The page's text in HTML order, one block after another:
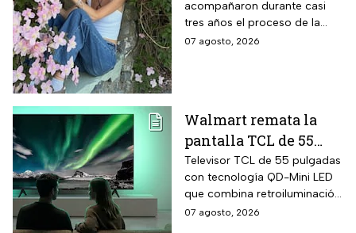
hielos automática.
estrella de TikTok?
acompañaron durante casi
tres años el proceso de la
creadora: tratamientos,
07 agosto, 2026
Walmart remata la
pantalla TCL de 55
pulgadas 4K QD-Mini
Led con $6,600 de
descuento en línea y
hasta 24 meses sin
Televisor TCL de 55 pulgadas
con tecnología QD-Mini LED
que combina retroiluminación
Mini LED de casi precisión
07 agosto, 2026